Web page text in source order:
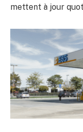
mettent à jour